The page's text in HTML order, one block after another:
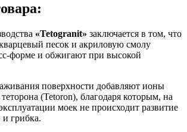
«Tetogranit» заключается в том, что
песок и акриловую смолу
форме и обжигают при высокой
поверхности добавляют ионы
(Tetoron), благодаря которым, на
моек не происходит развитие
и грибка.